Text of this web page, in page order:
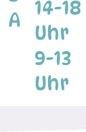
A
14-18
Uhr
9-13
Uhr